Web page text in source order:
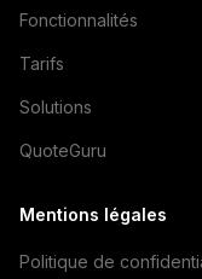
Fonctionnalités
Tarifs
Solutions
QuoteGuru
Mentions légales
Politique de